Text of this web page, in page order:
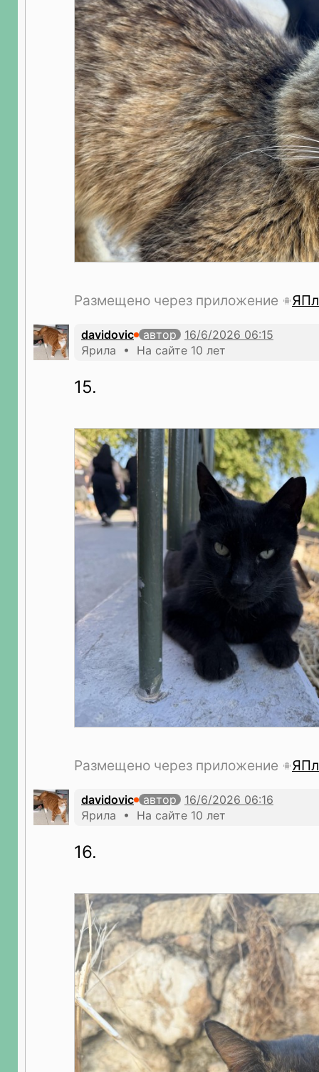
Размещено через приложение
davidovic
автор
Ярила • На сайте 10 лет
15.
Размещено через приложение
davidovic
автор
Ярила • На сайте 10 лет
16.